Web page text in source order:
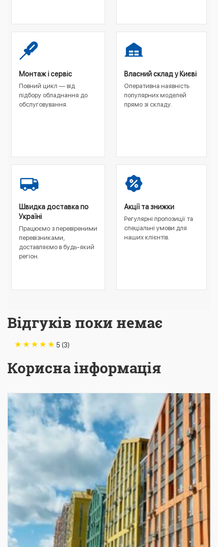
Монтаж і сервіс
Повний цикл — від
підбору обладнання до
обслуговування.
Власний склад у Києві
Оперативна наявність
популярних моделей
прямо зі складу.
Швидка доставка по
Україні
Працюємо з перевіреними
перевізниками,
доставляємо в будь-який
регіон.
Акції та знижки
Регулярні пропозиції та
спеціальні умови для
наших клієнтів.
Відгуків поки немає
5 (3)
Корисна інформація